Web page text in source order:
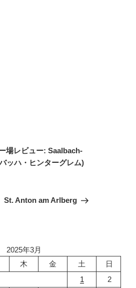
場レビュー: Saalbach-
ッハ・ヒンターグレム)
St. Anton am Arlberg
2025年3月
木 金 土
日
1
2